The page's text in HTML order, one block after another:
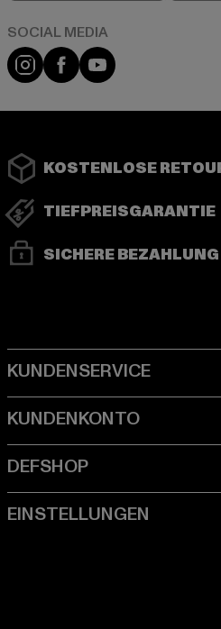
Instagram
FacebookYouTube
KOSTENLOSE
TIEFPREISGARANTIE
SICHERE BEZAHLUNG